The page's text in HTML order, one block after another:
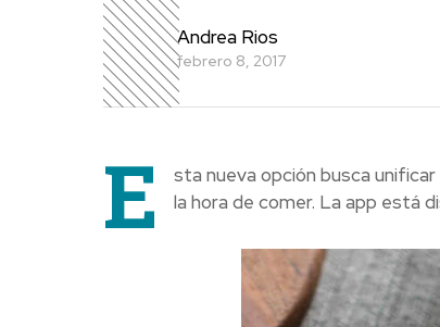
Andrea Rios
febrero 8, 2017
E
sta nueva opción busca
la hora de comer. La app está